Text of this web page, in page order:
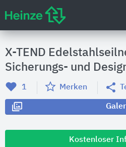
X-TEND
Sicherungs- und
1 Merken
Kostenloser